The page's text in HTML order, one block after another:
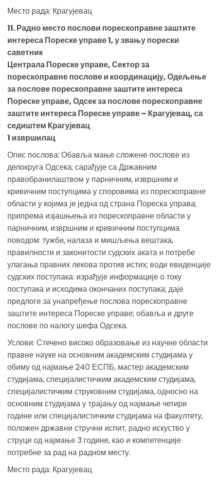
Место рада: Крагујевац
11. Радно место послови порескоправне заштите
интереса Пореске управе 1, у звању порески
саветник
Централа Пореске управе, Сектор за
порескоправне послове и координацију, Одељење
за послове порескоправне заштите интереса
Пореске управе, Одсек за послове порескоправне
заштите интереса Пореске управе – Крагујевац, са
седиштем Крагујевац
1 извршилац
Опис послова: Обавља мање сложене послове из
делокруга Одсека; сарађује са Државним
правобранилаштвом у парничним, извршним и
кривичним поступцима у споровима из порескоправне
области у којима је једна од страна Пореска управа;
припрема изјашњења из порескоправне области у
парничним, извршним и кривичним поступцима
поводом: тужби, налаза и мишљења вештака,
правилности и законитости судских аката и потребе
улагања правних лекова против истих; води евиденције
судских поступака: израђује информације о току
поступака и исходима окончаних поступака; даје
предлоге за унапређење послова порескоправне
заштите интереса Пореске управе; обавља и друге
послове по налогу шефа Одсека.
Услови: Стечено високо образовање из научне области
правне науке на основним академским студијама у
обиму од најмање 240 ЕСПБ, мастер академским
студијама, специјалистичким академским студијама,
специјалистичким струковним студијама, односно на
основним студијама у трајању од најмање четири
године или специјалистичким студијама на факултету,
положен државни стручни испит, радно искуство у
струци од најмање 3 године, као и компетенције
потребне за рад на радном месту.
Место рада: Крагујевац